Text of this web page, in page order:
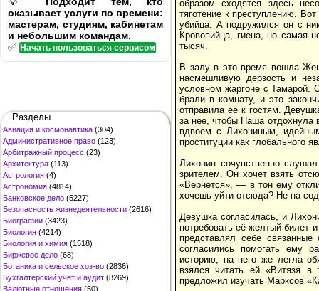
оказывает услуги по времени:
мастерам, студиям, кабинетам
и небольшим командам.
✅ Начать пользоваться сервисом
Разделы
Авиация и космонавтика (304)
Административное право (123)
Арбитражный процесс (23)
Архитектура (113)
Астрология (4)
Астрономия (4814)
Банковское дело (5227)
Безопасность жизнедеятельности (2616)
Биографии (3423)
Биология (4214)
Биология и химия (1518)
Биржевое дело (68)
Ботаника и сельское хоз-во (2836)
Бухгалтерский учет и аудит (8269)
Валютные отношения (50)
образом сходятся здесь
тяготение к преступлению.
убийца. А подружился он с
Кровопийца, гиена, но самая
тысяч.
В залу в это время вошла
насмешливую дерзость и
условном жаргоне с Тамарой.
брали в комнату, и это
отправила её к гостям.
за нее, чтобы Паша отдохнула
вдвоем с Лихониным,
проституции как глобального
Лихонин сочувственно
зрителем. Он хочет взять
«Вернется», — в тон ему
хочешь уйти отсюда? Не на
Девушка согласилась, и
потребовать её желтый билет
представлял себе
согласились помогать ему
историю, на него же легла
взялся читать ей «Витязя в
предложил изучать Марксов